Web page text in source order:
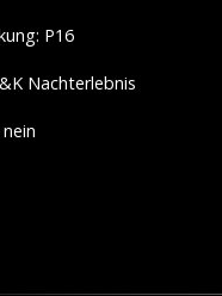
P16
Nachterlebnis